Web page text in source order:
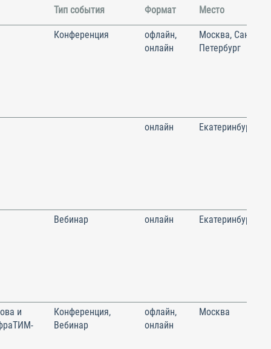
Тип события Формат Место
Конференция
офлайн,
онлайн
Москва, Санкт-
Петербург
онлайн Екатеринбург
Вебинар онлайн Екатеринбург
и
Конференция,
Вебинар
офлайн,
онлайн
Москва